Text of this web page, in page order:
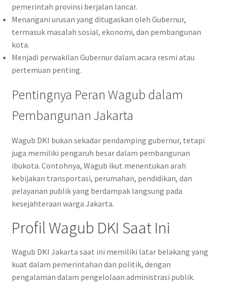
pemerintah provinsi berjalan lancar.
Menangani urusan yang ditugaskan oleh Gubernur,
termasuk masalah sosial, ekonomi, dan pembangunan
kota.
Menjadi perwakilan Gubernur dalam acara resmi atau
pertemuan penting.
Pentingnya Peran Wagub dalam
Pembangunan Jakarta
Wagub DKI bukan sekadar pendamping gubernur, tetapi
juga memiliki pengaruh besar dalam pembangunan
ibukota. Contohnya, Wagub ikut menentukan arah
kebijakan transportasi, perumahan, pendidikan, dan
pelayanan publik yang berdampak langsung pada
kesejahteraan warga Jakarta.
Profil Wagub DKI Saat Ini
Wagub DKI Jakarta saat ini memiliki latar belakang yang
kuat dalam pemerintahan dan politik, dengan
pengalaman dalam pengelolaan administrasi publik.